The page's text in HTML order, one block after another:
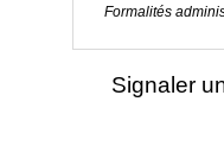
Formalités
Signaler